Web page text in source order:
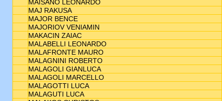
MAISANO LEONARDO
MAJ RAKUSA
MAJOR BENCE
MAJORIOV VENIAMIN
MAKACIN ZAIAC
MALABELLI LEONARDO
MALAFRONTE MAURO
MALAGNINI ROBERTO
MALAGOLI GIANLUCA
MALAGOLI MARCELLO
MALAGOTTI LUCA
MALAGUTI LUCA